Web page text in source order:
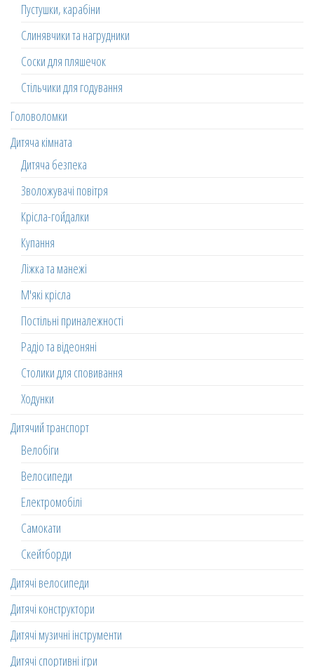
Пустушки, карабіни
Слинявчики та нагрудники
Соски для пляшечок
Стільчики для годування
Головоломки
Дитяча кімната
Дитяча безпека
Зволожувачі повітря
Крісла-гойдалки
Купання
Ліжка та манежі
М'які крісла
Постільні приналежності
Радіо та відеоняні
Столики для сповивання
Ходунки
Дитячий транспорт
Велобіги
Велосипеди
Електромобілі
Самокати
Скейтборди
Дитячі велосипеди
Дитячі конструктори
Дитячі музичні інструменти
Дитячі спортивні ігри